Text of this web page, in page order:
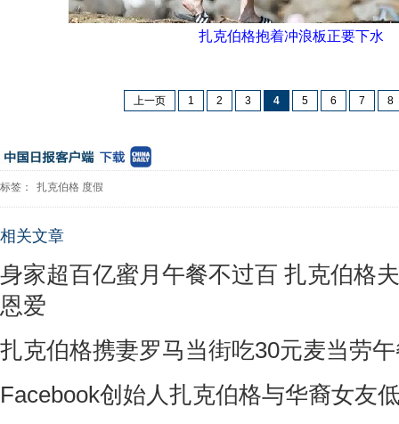
扎克伯格抱着冲浪板正要下水
上一页 1 2 3 4 5 6 7 8
标签： 扎克伯格 度假
相关文章
身家超百亿蜜月午餐不过百 扎克伯格
恩爱
扎克伯格携妻罗马当街吃30元麦当劳
Facebook创始人扎克伯格与华裔女友